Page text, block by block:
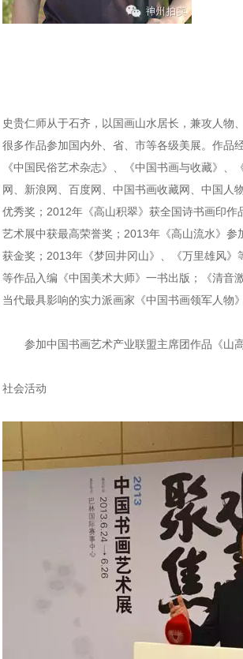
史贵仁师从于石齐，以国画山水居长，兼攻人物
很多作品参加国内外、省、市等各级美展。作品
《中国民俗艺术杂志》、《中国书画与收藏》
网、新浪网、百度网、中国书画收藏网、中国人
优秀奖；2012年《高山积翠》获全国诗书画印
艺术展中获最高荣誉奖；2013年《高山流水》
获金奖；2013年《梦回井冈山》、《万里雄风》
等作品入编《中国美术大师》一书出版；《清音
当代最具影响的实力派画家《中国书画领军人物
参加中国书画艺术产业联盟主席团作品《山高
社会活动